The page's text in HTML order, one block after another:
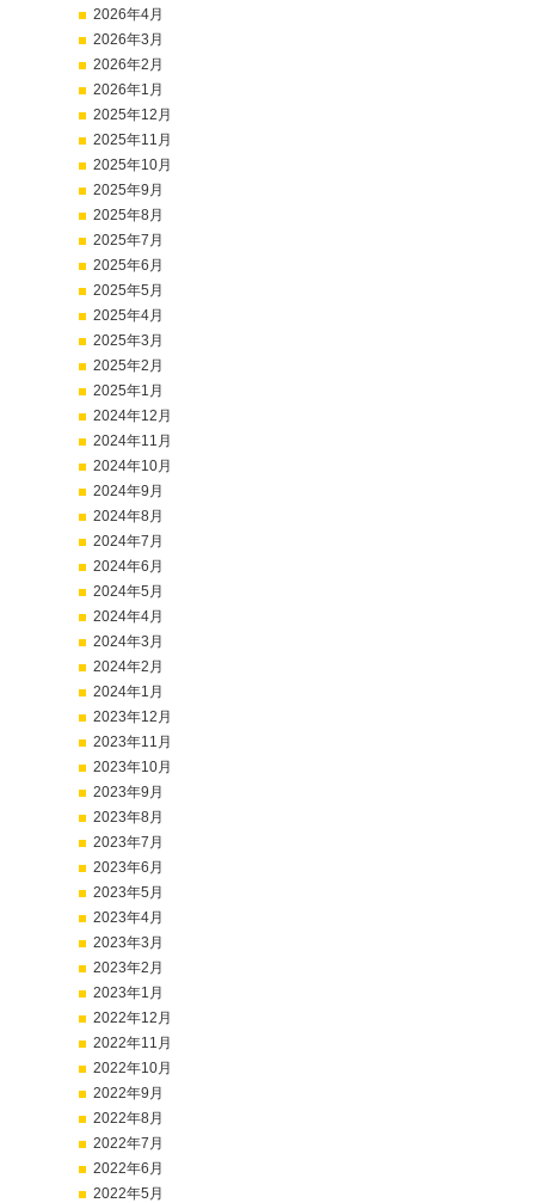
2026年4月
2026年3月
2026年2月
2026年1月
2025年12月
2025年11月
2025年10月
2025年9月
2025年8月
2025年7月
2025年6月
2025年5月
2025年4月
2025年3月
2025年2月
2025年1月
2024年12月
2024年11月
2024年10月
2024年9月
2024年8月
2024年7月
2024年6月
2024年5月
2024年4月
2024年3月
2024年2月
2024年1月
2023年12月
2023年11月
2023年10月
2023年9月
2023年8月
2023年7月
2023年6月
2023年5月
2023年4月
2023年3月
2023年2月
2023年1月
2022年12月
2022年11月
2022年10月
2022年9月
2022年8月
2022年7月
2022年6月
2022年5月